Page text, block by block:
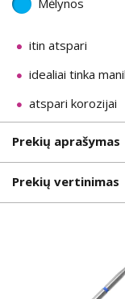
Mėlynos
itin atspari
idealiai tinka
atspari korozijai
Prekių aprašymas
Prekių vertinimas